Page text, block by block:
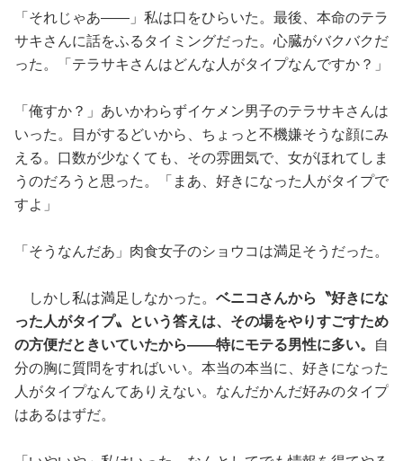
「それじゃあ——」私は口をひらいた。最後、本命のテラ
サキさんに話をふるタイミングだった。心臓がバクバクだ
った。「テラサキさんはどんな人がタイプなんですか？」
「俺すか？」あいかわらずイケメン男子のテラサキさんは
いった。目がするどいから、ちょっと不機嫌そうな顔にみ
える。口数が少なくても、その雰囲気で、女がほれてしま
うのだろうと思った。「まあ、好きになった人がタイプで
すよ」
「そうなんだあ」肉食女子のショウコは満足そうだった。
しかし私は満足しなかった。 ベニコさんから〝好きにな
った人がタイプ〟という答えは、その場をやりすごすため
の方便だときいていたから——特にモテる男性に多い。
自
分の胸に質問をすればいい。本当の本当に、好きになった
人がタイプなんてありえない。なんだかんだ好みのタイプ
はあるはずだ。